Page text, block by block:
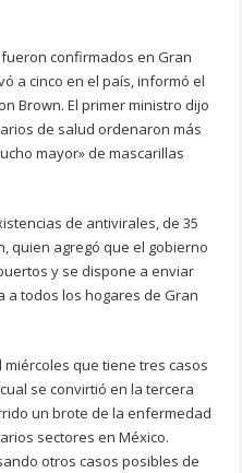
confirmados en Gran
a cinco en el país, informó el
Brown. El primer ministro dijo
de salud ordenaron más
mayor» de mascarillas
de antivirales, de 35
quien agregó que el gobierno
y se dispone a enviar
a todos los hogares de Gran
que tiene tres casos
se convirtió en la tercera
un brote de la enfermedad
sectores en México.
otros casos posibles de